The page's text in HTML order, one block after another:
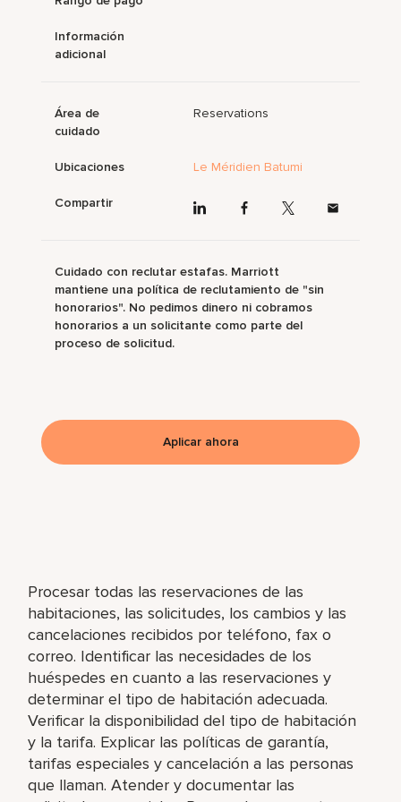
Procesar todas las reservaciones de las
habitaciones, las solicitudes, los cambios y las
cancelaciones recibidos por teléfono, fax o
correo. Identificar las necesidades de los
huéspedes en cuanto a las reservaciones y
determinar el tipo de habitación adecuada.
Verificar la disponibilidad del tipo de habitación
y la tarifa. Explicar las políticas de garantía,
tarifas especiales y cancelación a las personas
que llaman. Atender y documentar las
Información
adicional
Área de
cuidado
Reservations
Ubicaciones Le Méridien Batumi
Compartir
Cuidado con reclutar estafas. Marriott
mantiene una política de reclutamiento de "sin
honorarios". No pedimos dinero ni cobramos
honorarios a un solicitante como parte del
proceso de solicitud.
Aplicar ahora